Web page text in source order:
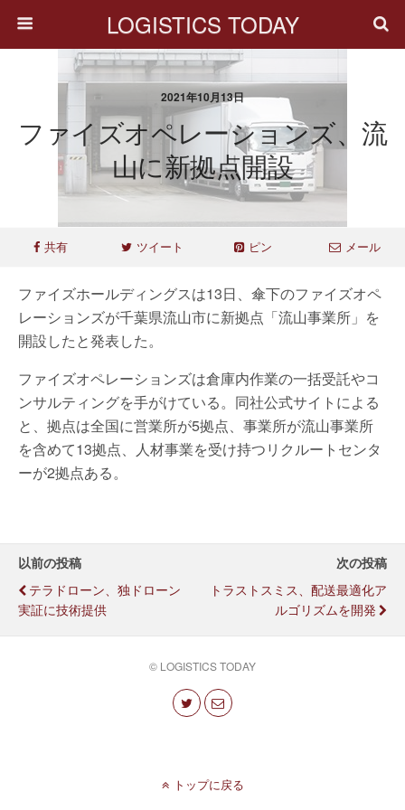
LOGISTICS TODAY
2021年10月13日
ファイズオペレーションズ、流
山に新拠点開設
共有 ツイート ピン メール
ファイズホールディングスは13日、傘下のファイズオペ
レーションズが千葉県流山市に新拠点「流山事業所」を
開設したと発表した。
ファイズオペレーションズは倉庫内作業の一括受託やコ
ンサルティングを手がけている。同社公式サイトによる
と、拠点は全国に営業所が5拠点、事業所が流山事業所
を含めて13拠点、人材事業を受け持つリクルートセンタ
ーが2拠点ある。
以前の投稿
テラドローン、独ドローン
実証に技術提供
次の投稿
トラストスミス、配送最適化ア
ルゴリズムを開発
© LOGISTICS TODAY
トップに戻る